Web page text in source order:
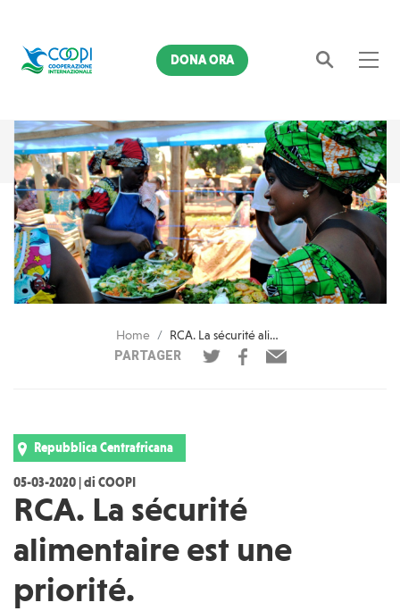
Cerca
DONA ORA
Home
RCA. La sécurité alimentaire est une priorité.
PARTAGER
Repubblica Centrafricana
05-03-2020 | di COOPI
RCA. La sécurité
alimentaire est une
priorité.